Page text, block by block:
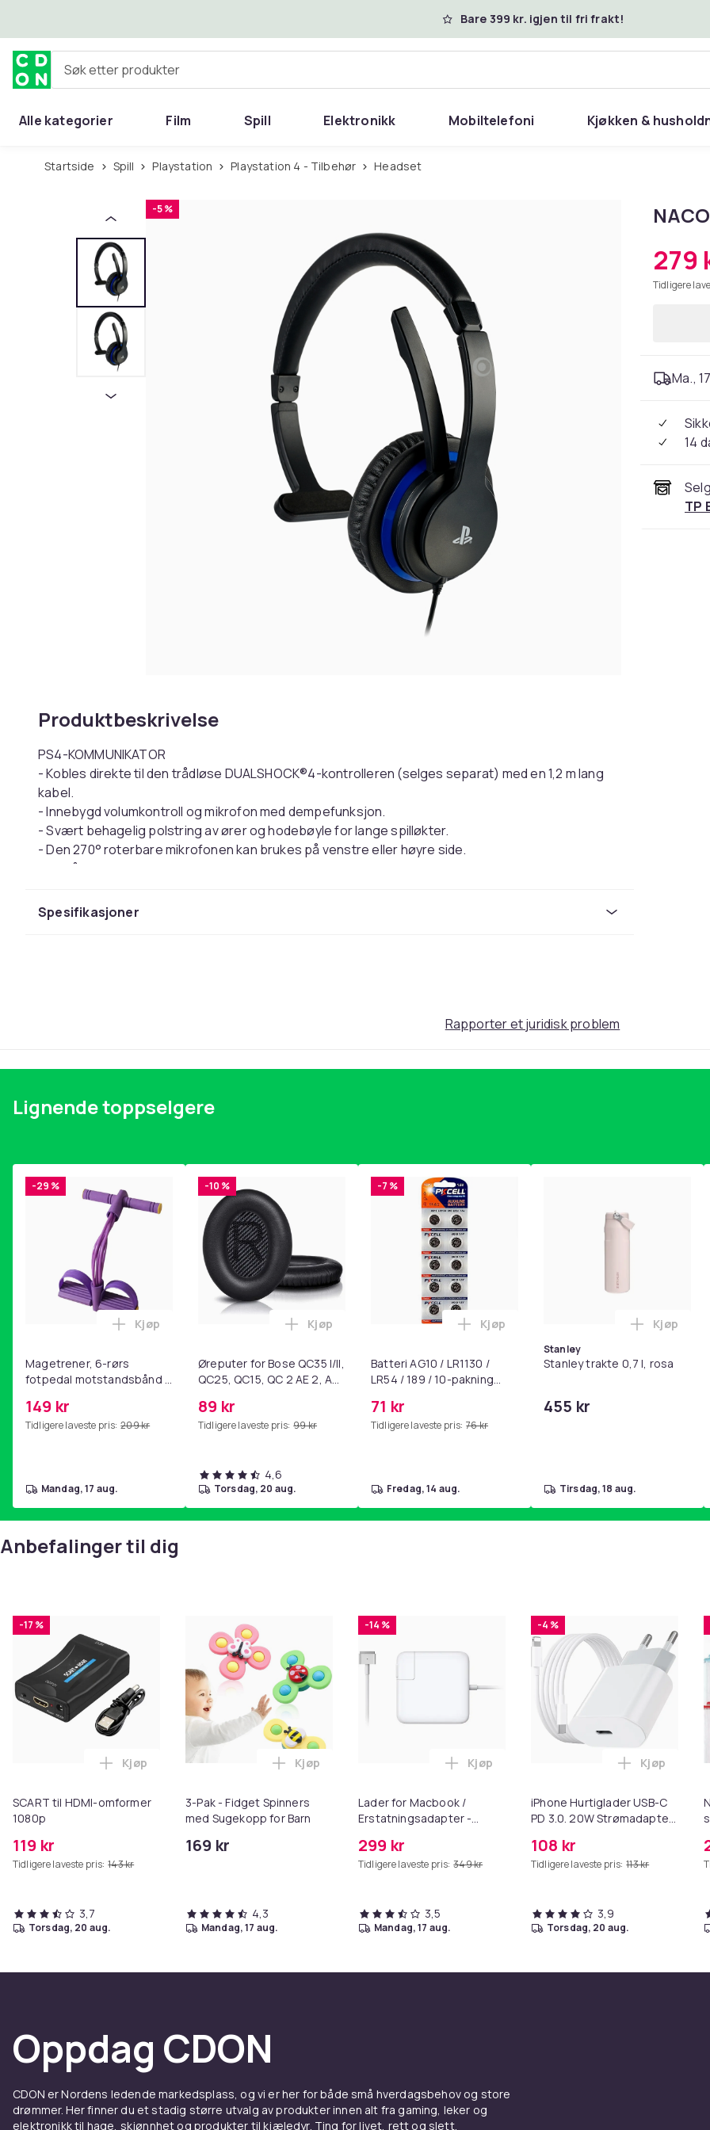
Bare 399 kr. igjen til fri frakt!
Søk etter produkter
Alle kategorier Film Spill Elektronikk Mobiltelefoni Kjøkken &
Startside Spill Playstation Playstation 4 - Tilbehør Headset
-5 %
Produktbeskrivelse
PS4-KOMMUNIKATOR
- Kobles direkte til den trådløse DUALSHOCK®4-kontrolleren (selges separat) med en 1,2 m lang
kabel.
- Innebygd volumkontroll og mikrofon med dempefunksjon.
- Svært behagelig polstring av ører og hodebøyle for lange spilløkter.
- Den 270° roterbare mikrofonen kan brukes på venstre eller høyre side.
- Også kompatibel med PC, Mac og mobile enheter*
Farge
Svart, Blå
Spesifikasjoner
279
Tidligere
Ma.,
14
TP
Rapporter et juridisk problem
Lignende toppselgere
-29 %
Magetrener, 6-rørs
fotpedal motstandsbånd -
yoga og
hjemmegymnastikk Purple
149 kr
Tidligere laveste pris: 209 kr
Legg Magetrener, 6-rørs fotpedal motstandsbånd - mage- og kjernetrening, yoga og
Kjøp
mandag, 17 aug.
-10 %
Øreputer for Bose QC35 I/II,
QC25, QC15, QC 2 AE 2, AE
SoundLink Black
89 kr
Tidligere laveste pris: 99 kr
Legg Øreputer for Bose QC35 I/II, QC25, QC15, QC 2 AE 2, AE 2i, AE 2w,
Kjøp
4,6
torsdag, 20 aug.
-7 %
Batteri AG10 / LR1130 /
LR54 / 189 / 10-pakning
71 kr
Tidligere laveste pris: 76 kr
Legg Batteri AG10 / LR1130 / LR54 / 189
Kjøp
fredag, 14 aug.
Stanley
Stanley trakte 0,7 l, rosa
455 kr
Legg
Kjøp
tirsdag, 18 aug.
Anbefalinger til dig
-17 %
SCART til HDMI-omformer
1080p
119 kr
Tidligere laveste pris: 143 kr
Legg SCART til HDMI-omformer 1080p i handlekurven
Kjøp
3,7
torsdag, 20 aug.
3-Pak - Fidget Spinners
med Sugekopp for Barn
169 kr
Legg 3-Pak - Fidget Spinners med Sugekopp for Barn i handlekurven
Kjøp
4,3
mandag, 17 aug.
-14 %
Lader for Macbook /
Erstatningsadapter -
299 kr
Tidligere laveste pris: 349 kr
Legg Lader for Macbook /
Kjøp
3,5
mandag, 17 aug.
-4 %
iPhone Hurtiglader USB-C
PD 3.0. 20W Strømadapter
108 kr
Tidligere laveste pris: 113 kr
Legg
Kjøp
3,9
torsdag, 20 aug.
Oppdag CDON
CDON er Nordens ledende markedsplass, og vi er her for både små hverdagsbehov og store
drømmer. Her finner du et stadig større utvalg av produkter innen alt fra gaming, leker og
elektronikk til hage, skjønnhet og produkter til kjæledyr. Ting for livet, rett og slett.